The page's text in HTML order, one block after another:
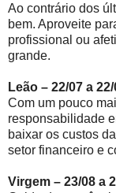
Ao contrário dos
bem. Aproveite
profissional ou
grande.
Leão – 22/07 a
Com um pouco
responsabilidade
baixar os custos
setor financeiro e
Virgem – 23/08